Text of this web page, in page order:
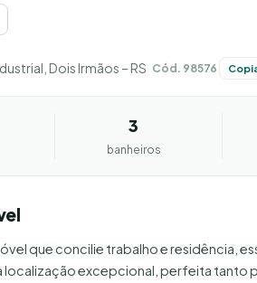
Dois Irmãos – RS Cód. 98576
3
banheiros
que concilie trabalho e residência,
localização excepcional, perfeita tanto